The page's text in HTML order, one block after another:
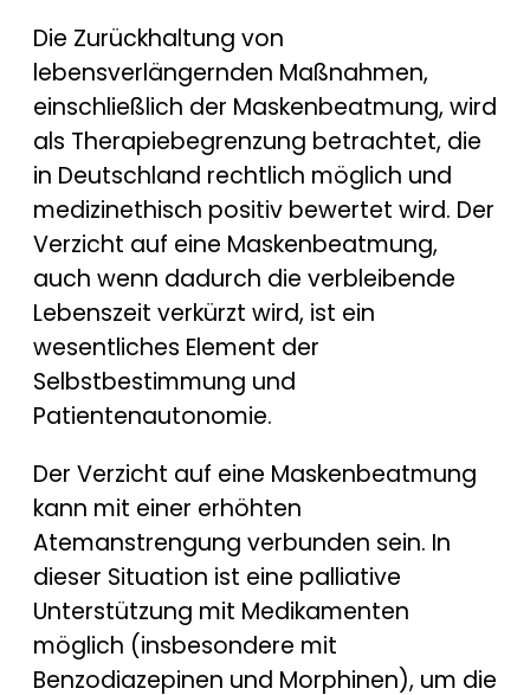
Die Zurückhaltung von
lebensverlängernden Maßnahmen,
einschließlich der Maskenbeatmung, wird
als Therapiebegrenzung betrachtet, die
in Deutschland rechtlich möglich und
medizinethisch positiv bewertet wird. Der
Verzicht auf eine Maskenbeatmung,
auch wenn dadurch die verbleibende
Lebenszeit verkürzt wird, ist ein
wesentliches Element der
Selbstbestimmung und
Patientenautonomie.
Der Verzicht auf eine Maskenbeatmung
kann mit einer erhöhten
Atemanstrengung verbunden sein. In
dieser Situation ist eine palliative
Unterstützung mit Medikamenten
möglich (insbesondere mit
Benzodiazepinen und Morphinen), um die